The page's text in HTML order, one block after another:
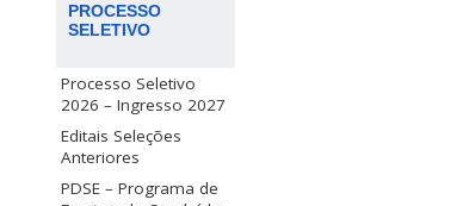
PROCESSO
SELETIVO
Processo Seletivo
2026 – Ingresso 2027
Editais Seleções
Anteriores
PDSE – Programa de